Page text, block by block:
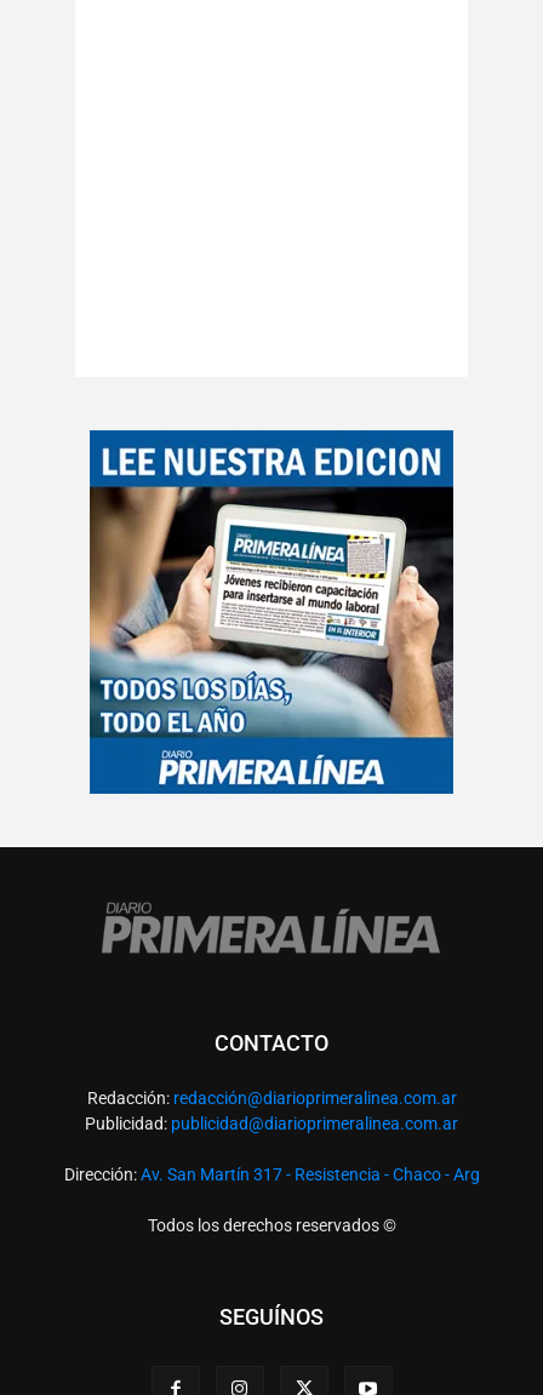
CONTACTO
Redacción: redacción@diarioprimeralinea.com.ar
Publicidad: publicidad@diarioprimeralinea.com.ar
Dirección:Av. San Martín 317 - Resistencia - Chaco - Arg
Todos los derechos reservados ©
SEGUÍNOS